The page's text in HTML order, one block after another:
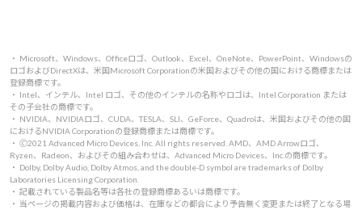
・ Microsoft、Windows、Officeロゴ、Outlook、Excel、OneNote、PowerPoint、Windowsの
ロゴおよびDirectXは、米国Microsoft Corporationの米国およびその他の国における商標または
登録商標です。
・ Intel、インテル、Intel ロゴ、その他のインテルの名称やロゴは、Intel Corporation または
その子会社の商標です。
・ NVIDIA、NVIDIAロゴ、CUDA、TESLA、SLI、GeForce、Quadroは、米国およびその他の国
におけるNVIDIA Corporationの登録商標または商標です。
・ 🄫2021 Advanced Micro Devices, Inc. All rights reserved. AMD、AMD Arrowロゴ、
Ryzen、Radeon、およびその組み合わせは、Advanced Micro Devices、Inc.の商標です。
・ Dolby, Dolby Audio, Dolby Atmos, and the double-D symbol are trademarks of Dolby
Laboratories Licensing Corporation.
・ 記載されている製品名等は各社の登録商標あるいは商標です。
・ 当ページの掲載内容および価格は、在庫などの都合により予告無く変更または終了となる場